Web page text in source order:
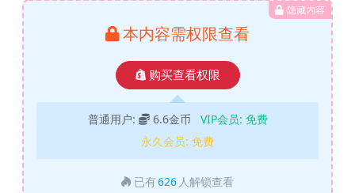
隐藏内容
本内容需权限查看
购买查看权限
普通用户: 6.6金币 VIP会员: 免费
永久会员: 免费
已有626 人解锁查看